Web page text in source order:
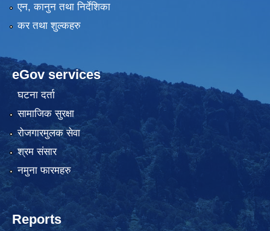
एन, कानुन तथा निर्देशिका
कर तथा शुल्कहरु
eGov services
घटना दर्ता
सामाजिक सुरक्षा
रोजगारमुलक सेवा
श्रम संसार
नमुना फारमहरु
Reports